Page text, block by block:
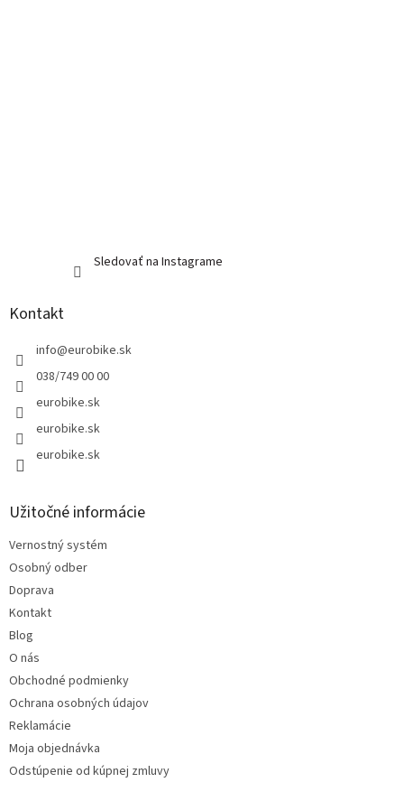
Sledovať na Instagrame
Kontakt
info@eurobike.sk
038/749 00 00
eurobike.sk
eurobike.sk
eurobike.sk
Užitočné informácie
Vernostný systém
Osobný odber
Doprava
Kontakt
Blog
O nás
Obchodné podmienky
Ochrana osobných údajov
Reklamácie
Moja objednávka
Odstúpenie od kúpnej zmluvy